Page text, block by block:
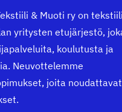
& Muoti ry on
yritysten etujärjestö,
koulutusta ja
Neuvottelemme
joita